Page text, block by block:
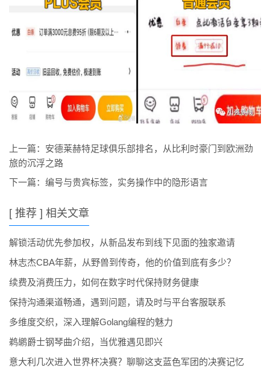
上一篇： 安德莱赫特足球俱乐部排名，从比利时豪门到欧洲劲
旅的沉浮之路
下一篇： 编号与贵宾标签，实务操作中的隐形语言
[ 推荐 ] 相关文章
解锁活动优先参加权，从新品发布到线下见面的独家邀请
林志杰CBA年薪，从野兽到传奇，他的价值到底有多少？
续费及消费压力，如何在数字时代保持财务健康
保持沟通渠道畅通，遇到问题，请及时与平台客服联系
多维度交织，深入理解Golang编程的魅力
鹈鹕爵士钢琴曲介绍，当优雅遇见即兴
意大利几次进入世界杯决赛？聊聊这支蓝色军团的决赛记忆